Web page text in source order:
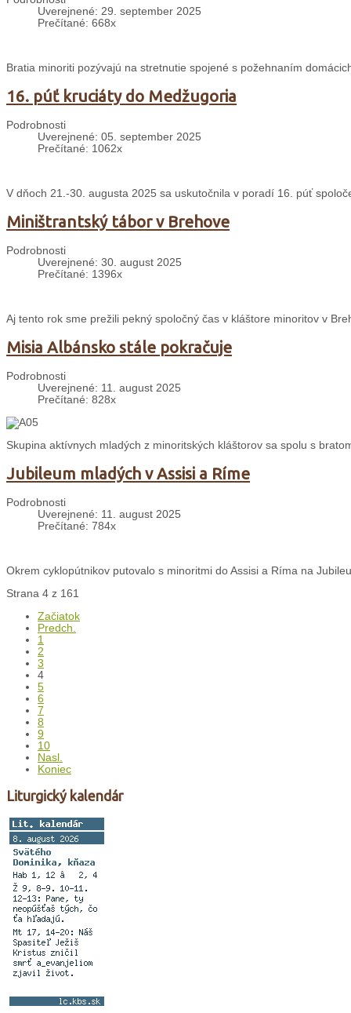
Uverejnené: 29. september 2025
Prečítané: 668x
Bratia minoriti pozývajú na stretnutie spojené s požehnaním
16. púť kruciáty do Medžugoria
Podrobnosti
Uverejnené: 05. september 2025
Prečítané: 1062x
V dňoch 21.-30. augusta 2025 sa uskutočnila v poradí 16. púť
Miništrantský tábor v Brehove
Podrobnosti
Uverejnené: 30. august 2025
Prečítané: 1396x
Aj tento rok sme prežili pekný spoločný čas v kláštore minoritov v
Misia Albánsko stále pokračuje
Podrobnosti
Uverejnené: 11. august 2025
Prečítané: 828x
Skupina aktívnych mladých z minoritských kláštorov sa spolu s
Jubileum mladých v Assisi a Ríme
Podrobnosti
Uverejnené: 11. august 2025
Prečítané: 784x
Okrem cyklopútnikov putovalo s minoritmi do Assisi a Ríma na
Strana 4 z 161
Začiatok
Predch.
1
2
3
4
5
6
7
8
9
10
Nasl.
Koniec
Liturgický kalendár